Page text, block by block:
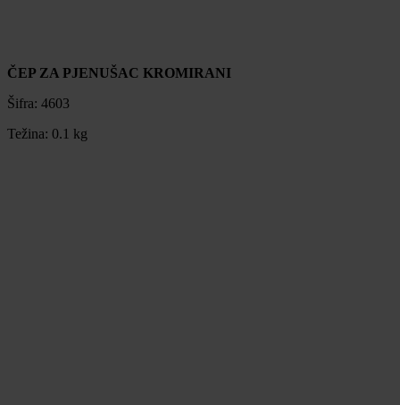
ČEP ZA PJENUŠAC KROMIRANI
Šifra: 4603
Težina: 0.1 kg